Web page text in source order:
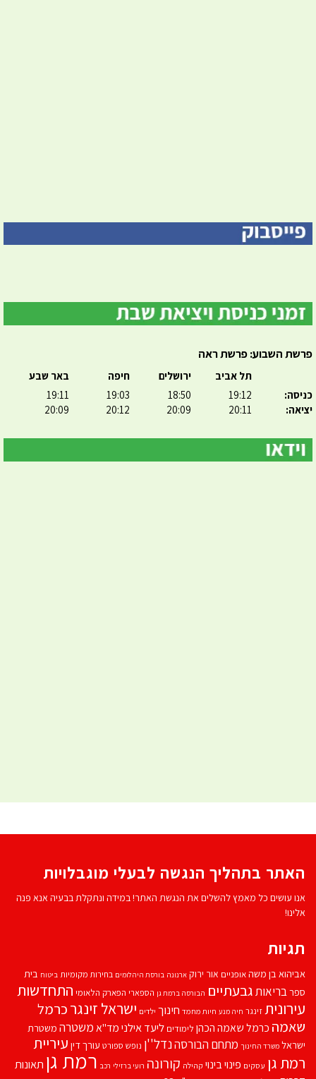
פרשת השבוע: פרשת ראה
כניסה:
יציאה:
תל אביב
19:12
20:11
ירושלים
18:50
20:09
חיפה
19:03
20:12
באר שבע
19:11
20:09
האתר בתהליך הנגשה לבעלי מוגבלויות
אנו עושים כל מאמץ להשלים את הנגשת האתר! במידה ונתקלת בבעיה אנא פנה
אלינו!
תגיות
אביהוא בן משהאופניים אור ירוק ארנונה בורסת היהלומים בחירות מקומיות ביטוח בית
ספרבריאותגבעתיים הבורסה ברמת גן הספארי הפארק הלאומי התחדשות
עירונית זינגר חיה מנע חיות מחמד חינוך ילדים ישראל זינגרכרמל
שאמה כרמל שאמה הכהן לימודים ליעד אילנימד''אמשטרה משטרת
ישראל משרד החינוך מתחם הבורסהנדל''ן נופש ספורט עורך דין עיריית
רמת גן עסקים פינוי בינוי קהילה קורונה רועי ברזילי רכב רמת גן תאונות